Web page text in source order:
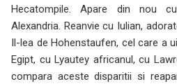
Hecatompile. Apare din nou
Alexandria. Reanvie cu Iulian,
Il-lea de Hohenstaufen, cel care a
Egipt, cu Lyautey africanul, cu
compara aceste disparitii si